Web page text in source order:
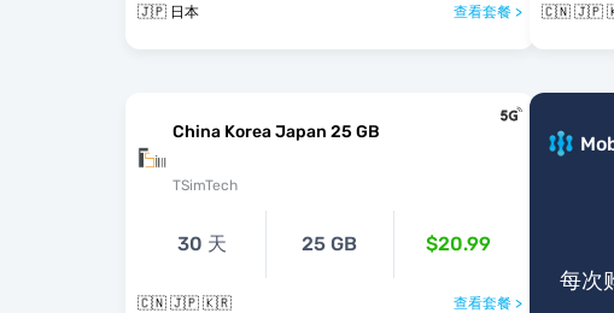
🇯🇵 日本 查看套餐 > 🇨🇳 🇯🇵
China Korea Japan 25 GB
TSimTech
30 天 25 GB $20.99
🇨🇳 🇯🇵 🇰🇷 查看套餐 >
每次